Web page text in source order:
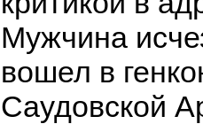
Мужчина
вошел в
Саудовской